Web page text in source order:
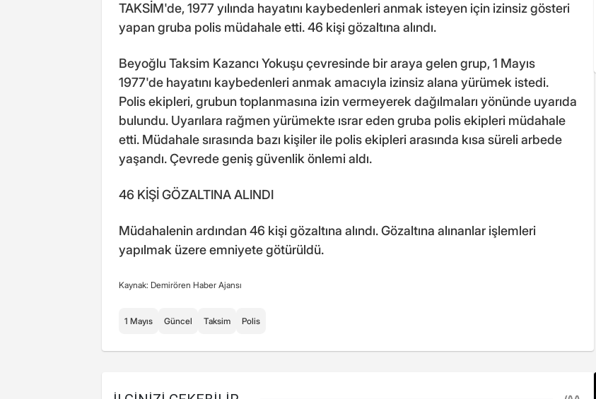
TAKSİM'de, 1977 yılında hayatını kaybedenleri anmak isteyen için izinsiz gösteri
yapan gruba polis müdahale etti. 46 kişi gözaltına alındı.
Beyoğlu Taksim Kazancı Yokuşu çevresinde bir araya gelen grup, 1 Mayıs
1977'de hayatını kaybedenleri anmak amacıyla izinsiz alana yürümek istedi.
Polis ekipleri, grubun toplanmasına izin vermeyerek dağılmaları yönünde uyarıda
bulundu. Uyarılara rağmen yürümekte ısrar eden gruba polis ekipleri müdahale
etti. Müdahale sırasında bazı kişiler ile polis ekipleri arasında kısa süreli arbede
yaşandı. Çevrede geniş güvenlik önlemi aldı.
46 KİŞİ GÖZALTINA ALINDI
Müdahalenin ardından 46 kişi gözaltına alındı. Gözaltına alınanlar işlemleri
yapılmak üzere emniyete götürüldü.
Kaynak: Demirören Haber Ajansı
1 Mayıs Güncel Taksim Polis